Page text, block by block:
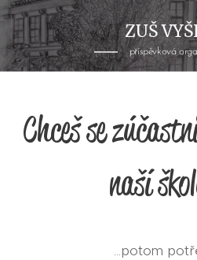
ZUŠ
příspěvková
Chceš se
naší
...potom